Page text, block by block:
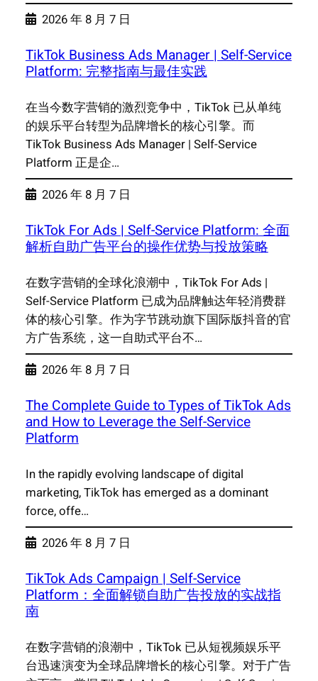
2026 年 8 月 7 日
TikTok Business Ads Manager | Self-Service
Platform: 完整指南与最佳实践
在当今数字营销的激烈竞争中，TikTok 已从单纯
的娱乐平台转型为品牌增长的核心引擎。而
TikTok Business Ads Manager | Self-Service
Platform 正是企…
2026 年 8 月 7 日
TikTok For Ads | Self-Service Platform: 全面
解析自助广告平台的操作优势与投放策略
在数字营销的全球化浪潮中，TikTok For Ads |
Self-Service Platform 已成为品牌触达年轻消费群
体的核心引擎。作为字节跳动旗下国际版抖音的官
方广告系统，这一自助式平台不…
2026 年 8 月 7 日
The Complete Guide to Types of TikTok Ads
and How to Leverage the Self-Service
Platform
In the rapidly evolving landscape of digital
marketing, TikTok has emerged as a dominant
force, offe…
2026 年 8 月 7 日
TikTok Ads Campaign | Self-Service
Platform：全面解锁自助广告投放的实战指
南
在数字营销的浪潮中，TikTok 已从短视频娱乐平
台迅速演变为全球品牌增长的核心引擎。对于广告